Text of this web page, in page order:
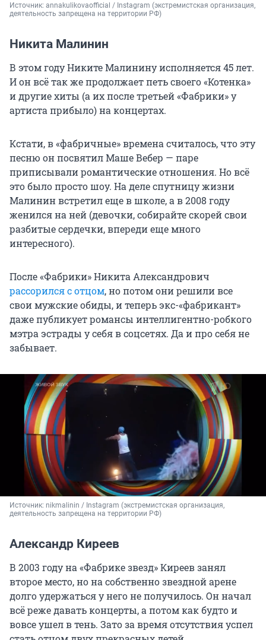
Источник: annakulikovaofficial / Instagram (экстремистская организация,
деятельность запрещена на территории РФ)
Никита Малинин
В этом году Никите Малинину исполняется 45 лет.
И он всё так же продолжает петь своего «Котенка»
и другие хиты (а их после третьей «Фабрики» у
артиста прибыло) на концертах.
Кстати, в «фабричные» времена считалось, что эту
песню он посвятил Маше Вебер — паре
приписывали романтические отношения. Но всё
это было просто шоу. На деле спутницу жизни
Малинин встретил еще в школе, а в 2008 году
женился на ней (девочки, собирайте скорей свои
разбитые сердечки, впереди еще много
интересного).
После «Фабрики» Никита Александрович
рассорился с отцом, но потом они решили все
свои мужские обиды, и теперь экс-«фабрикант»
даже публикует романсы интеллигентно-робкого
мэтра эстрады у себя в соцсетях. Да и про себя не
забывает.
Источник: nikmalinin / Instagram (экстремистская организация,
деятельность запрещена на территории РФ)
Александр Киреев
В 2003 году на «Фабрике звезд» Киреев занял
второе место, но на собственно звездной арене
долго удержаться у него не получилось. Он начал
всё реже давать концерты, а потом как будто и
вовсе ушел в тень. Зато за время отсутствия успел